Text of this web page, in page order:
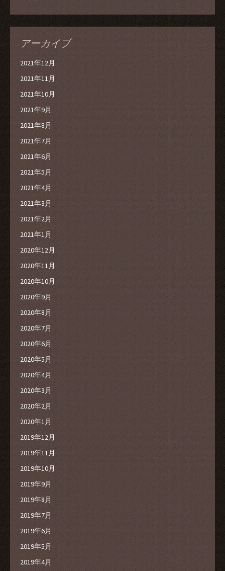
アーカイブ
2021年12月
2021年11月
2021年10月
2021年9月
2021年8月
2021年7月
2021年6月
2021年5月
2021年4月
2021年3月
2021年2月
2021年1月
2020年12月
2020年11月
2020年10月
2020年9月
2020年8月
2020年7月
2020年6月
2020年5月
2020年4月
2020年3月
2020年2月
2020年1月
2019年12月
2019年11月
2019年10月
2019年9月
2019年8月
2019年7月
2019年6月
2019年5月
2019年4月